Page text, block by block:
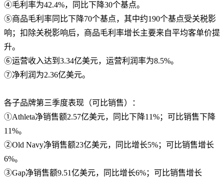
④毛利率为42.4%，同比下降30个基点。
⑤商品毛利率同比下降70个基点，其中约190个基点受关税影
响；扣除关税影响后，商品毛利率增长主要来自平均客单价提
升。
⑥运营收入达到3.34亿美元，运营利润率为8.5%。
⑦净利润为2.36亿美元。
各子品牌第三季度表现（可比销售）：
①Athleta净销售额2.57亿美元，同比下降11%；可比销售下降
11%。
②Old Navy净销售额23亿美元，同比增长5%；可比销售增长
6%。
③Gap净销售额9.51亿美元，同比增长6%；可比销售增长